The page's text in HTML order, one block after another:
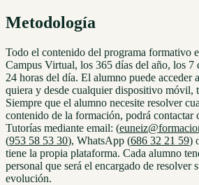
Metodología
Todo el contenido del programa formativo
Campus Virtual, los 365 días del año, los 7
24 horas del día. El alumno puede acceder
quiera y desde cualquier dispositivo móvil,
Siempre que el alumno necesite resolver
contenido de la formación, podrá contactar
Tutorías mediante email: (
(953 58 53 30), WhatsApp (686 32 21 59)
tiene la propia plataforma. Cada alumno
personal que será el encargado de resolver
evolución.